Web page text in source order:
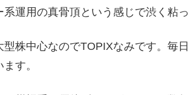
系運用の真骨頂という感じで渋く粘っ
型株中心なのでTOPIXなみです。毎
す。